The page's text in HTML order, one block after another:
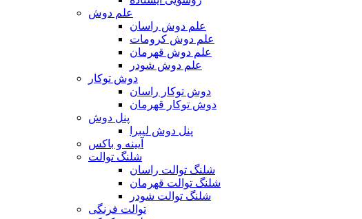
علم دوش
علم دوش راسان
علم دوش کرومات
علم دوش قهرمان
علم دوش شودر
دوش توکار
دوش توکار راسان
دوش توکار قهرمان
پنل دوش
پنل دوش لیبرا
آیینه و باکس
شلنگ توالت
شلنگ توالت راسان
شلنگ توالت قهرمان
شلنگ توالت شودر
توالت فرنگی